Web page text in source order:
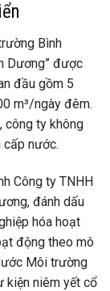
Bình
Dương” được
đầu gồm 5
m³/ngày đêm.
công ty không
cấp nước.
Công ty TNHH
đánh dấu
hóa hoạt
động theo mô
Môi trường
kiện niêm yết cổ